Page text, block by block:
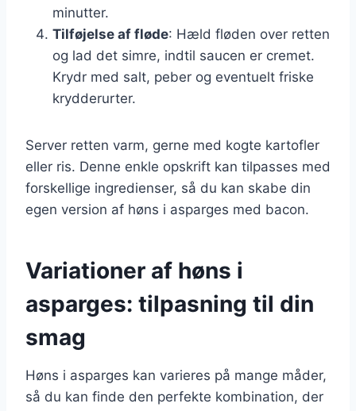
minutter.
Tilføjelse af fløde: Hæld fløden over retten
og lad det simre, indtil saucen er cremet.
Krydr med salt, peber og eventuelt friske
krydderurter.
Server retten varm, gerne med kogte kartofler
eller ris. Denne enkle opskrift kan tilpasses med
forskellige ingredienser, så du kan skabe din
egen version af høns i asparges med bacon.
Variationer af høns i
asparges: tilpasning til din
smag
Høns i asparges kan varieres på mange måder,
så du kan finde den perfekte kombination, der